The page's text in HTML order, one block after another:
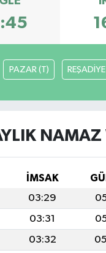
PAZAR (T) REŞADİYE
NAMAZ
İMSAK
03:29
03:31
03:32